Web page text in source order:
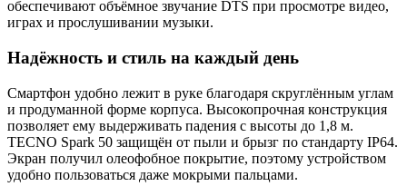
обеспечивают объёмное звучание DTS при просмотре видео,
играх и прослушивании музыки.
Надёжность и стиль на каждый день
Смартфон удобно лежит в руке благодаря скруглённым углам
и продуманной форме корпуса. Высокопрочная конструкция
позволяет ему выдерживать падения с высоты до 1,8 м.
TECNO Spark 50 защищён от пыли и брызг по стандарту IP64.
Экран получил олеофобное покрытие, поэтому устройством
удобно пользоваться даже мокрыми пальцами.